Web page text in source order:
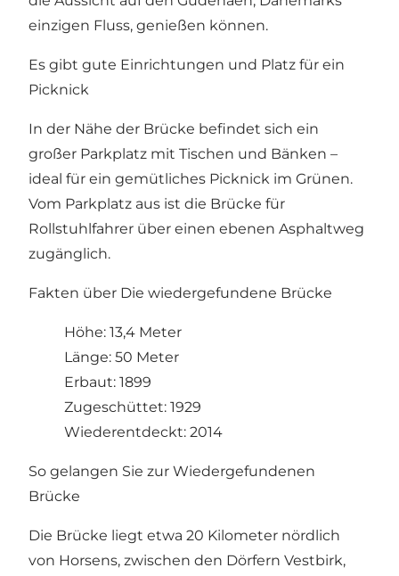
einzigen Fluss, genießen können.
Es gibt gute Einrichtungen und Platz für ein
Picknick
In der Nähe der Brücke befindet sich ein
großer Parkplatz mit Tischen und Bänken –
ideal für ein gemütliches Picknick im Grünen.
Vom Parkplatz aus ist die Brücke für
Rollstuhlfahrer über einen ebenen Asphaltweg
zugänglich.
Fakten über Die wiedergefundene Brücke
Höhe: 13,4 Meter
Länge: 50 Meter
Erbaut: 1899
Zugeschüttet: 1929
Wiederentdeckt: 2014
So gelangen Sie zur Wiedergefundenen
Brücke
Die Brücke liegt etwa 20 Kilometer nördlich
von Horsens, zwischen den Dörfern Vestbirk,